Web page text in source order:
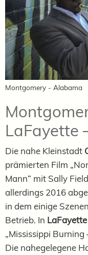
Montgomery - Alabama
LaFayette
Die nahe Kleinstadt
prämierten Film
Mann“ mit Sally
allerdings 2016
in dem einige
Betrieb. In LaFayette
„Mississippi Burning
Die nahegelegene